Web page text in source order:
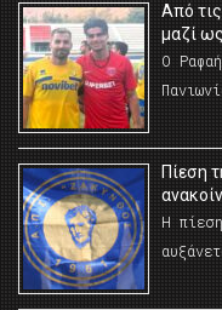
Από
μαζί
Ο
Πίεση
Η